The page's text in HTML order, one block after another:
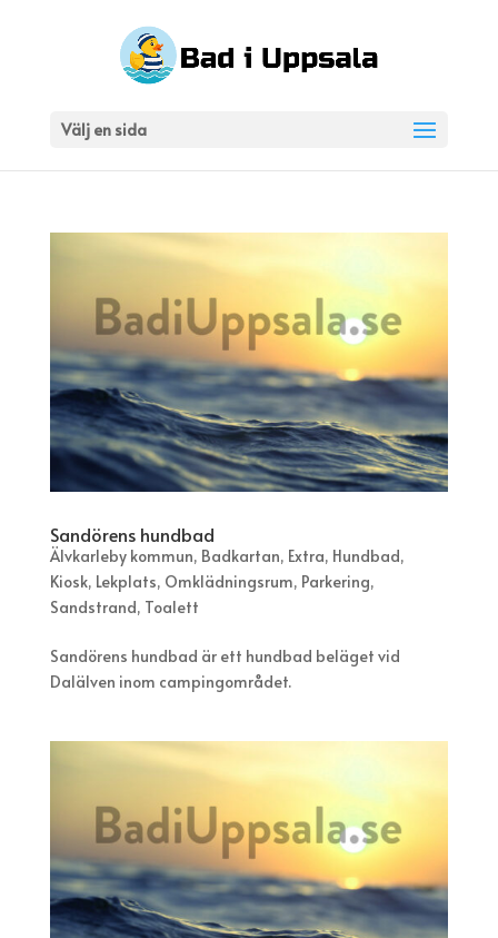
Välj en sida
Sandörens hundbad
Älvkarleby kommun, Badkartan, Extra, Hundbad,
Kiosk, Lekplats, Omklädningsrum, Parkering,
Sandstrand, Toalett
Sandörens hundbad är ett hundbad beläget vid
Dalälven inom campingområdet.